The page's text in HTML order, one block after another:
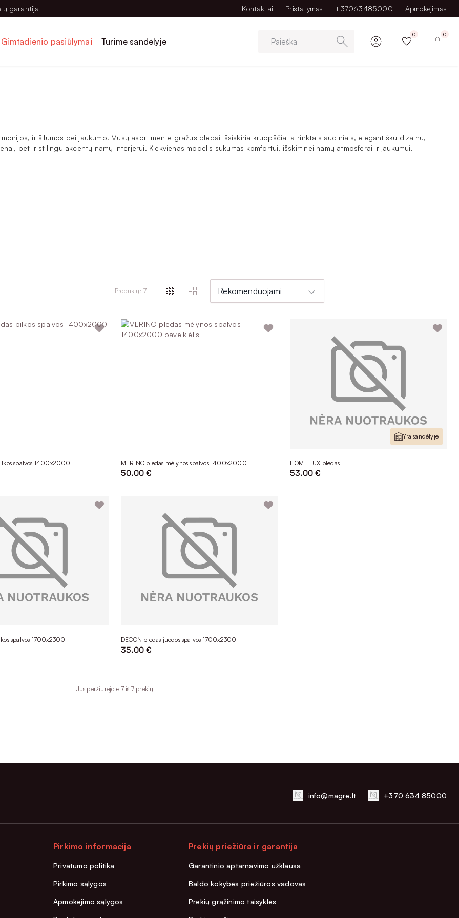
garantija Kontaktai Pristatymas +37063485000 Apmokėjimas
Gimtadienio pasiūlymai Turime sandėlyje Paieška
0 0
ir šilumos bei jaukumo. Mūsų asortimente gražūs pledai išsiskiria kruopščiai atrinktais audiniais, elegantišku dizainu,
bet ir stilingu akcentų namų interjerui. Kiekvienas modelis sukurtas komfortui, išskirtinei namų atmosferai ir jaukumui.
įvairioms namų erdvėms: svetainei, miegamajame ant lovos, vaikų kambariui, terasai ar kitai poilsio zonai. Minkšti, šilti pledai
Didelis pledas gali pakeisti lovos užtiesalą ir tapti papildomu jaukumo sluoksniu miegamajame.
poreikių?
dekoratyvinių pagalvėlių ar kitos tekstilės kambaryje.
daugiau jaukumo. Jei norite daugiau spalvų, rinkitės pledu su raštais – klasika alsuoja ir daug simpatijų pelno languoti
todėl renkantis svarbu žiūrėti ne tik, kas kainuoja pigiau, bet atkreipti dėmesį į kokybę ir ilgaamžiškumą. Mūsų pasiūloje
Vilniuje, Kaune, Klaipėdoje arba Alytuje. Ypač vertinami mūsų kokybiški lietuviški pledai, demonstruojantys labai aukštą
Produktų: 7 Rekomenduojami
spalvos 1400x2000 MERINO pledas mėlynos spalvos 1400x2000
50.00 €
Yra sandėlyje
HOME LUX pledas
53.00 €
spalvos 1700x2300 DECON pledas juodos spalvos 1700x2300
35.00 €
Jūs peržiūrejote 7 iš 7 prekių
info@magre.lt +370 634 85000
Pirkimo informacija
Privatumo politika
Pirkimo sąlygos
Apmokėjimo sąlygos
Prekių priežiūra ir garantija
Garantinio aptarnavimo užklausa
Baldo kokybės priežiūros vadovas
Prekių grąžinimo taisyklės